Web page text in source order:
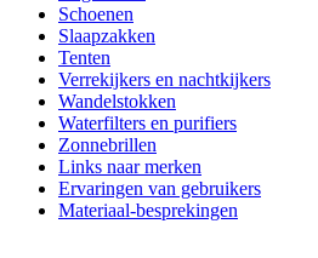
Schoenen
Slaapzakken
Tenten
Verrekijkers en nachtkijkers
Wandelstokken
Waterfilters en purifiers
Zonnebrillen
Links naar merken
Ervaringen van gebruikers
Materiaal-besprekingen